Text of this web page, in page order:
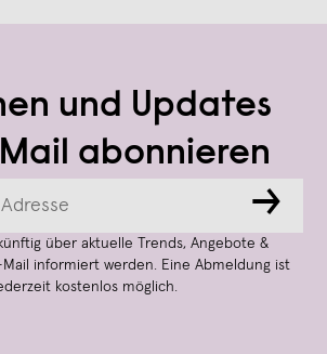
und Updates
abonnieren
→
über aktuelle Trends, Angebote &
informiert werden. Eine Abmeldung ist
kostenlos möglich.